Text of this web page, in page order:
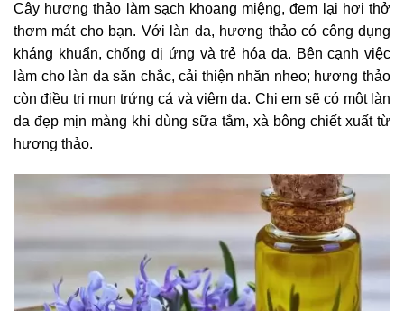
Cây hương thảo làm sạch khoang miệng, đem lại hơi thở
thơm mát cho bạn. Với làn da, hương thảo có công dụng
kháng khuẩn, chống dị ứng và trẻ hóa da. Bên cạnh việc
làm cho làn da săn chắc, cải thiện nhăn nheo; hương thảo
còn điều trị mụn trứng cá và viêm da. Chị em sẽ có một làn
da đẹp mịn màng khi dùng sữa tắm, xà bông chiết xuất từ
hương thảo.